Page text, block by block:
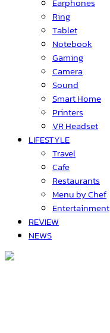
Ring
Tablet
Notebook
Gaming
Camera
Sound
Smart Home
Printers
VR Headset
LIFESTYLE
Travel
Cafe
Restaurants
Menu by Chef
Entertainment
REVIEW
NEWS